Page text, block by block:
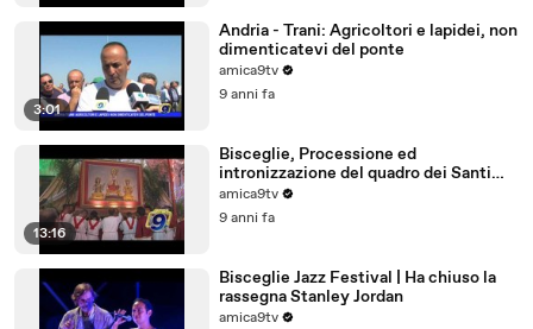
3:01
Andria - Trani: Agricoltori e lapidei, non
dimenticatevi del ponte
amica9tv
9 anni fa
13:16
Bisceglie, Processione ed
intronizzazione del quadro dei Santi
Martiri
amica9tv
9 anni fa
Bisceglie Jazz Festival | Ha chiuso la
rassegna Stanley Jordan
amica9tv